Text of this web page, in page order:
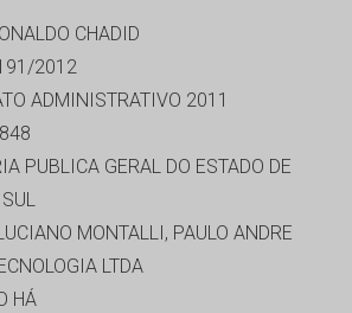
CHADID
2012
ADMINISTRATIVO 2011
PUBLICA GERAL DO ESTADO DE
MONTALLI, PAULO ANDRE
LTDA
HÁ